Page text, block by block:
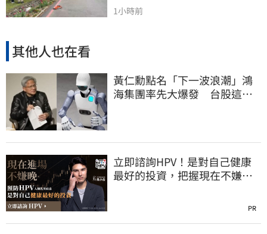
1小時前
其他人也在看
黃仁勳點名「下一波浪潮」鴻
海集團率先大爆發 台股這族
立即諮詢HPV！是對自己健康
最好的投資，把握現在不嫌
PR